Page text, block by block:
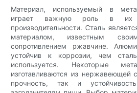
Материал, используемый в
играет важную роль в их
производительности. Сталь
материалом, известным
сопротивлением ржавчине.
устойчив к коррозии, чем
используется. Некоторые
изготавливаются из нержавеющей
прочность, так и